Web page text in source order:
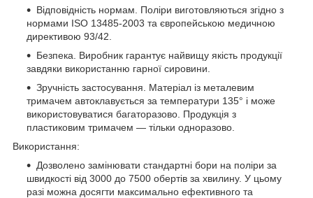
Відповідність нормам. Поліри виготовляються згідно з
нормами ISO 13485-2003 та європейською медичною
директивою 93/42.
Безпека. Виробник гарантує найвищу якість продукції
завдяки використанню гарної сировини.
Зручність застосування. Матеріал із металевим
тримачем автоклавується за температури 135° і може
використовуватися багаторазово. Продукція з
пластиковим тримачем — тільки одноразово.
Використання:
Дозволено замінювати стандартні бори на поліри за
швидкості від 3000 до 7500 обертів за хвилину. У цьому
разі можна досягти максимально ефективного та